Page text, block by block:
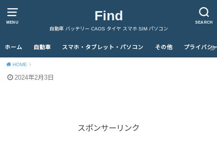
MENU SEARCH
Find
自動車 バッテリー CAOS タイヤ スマホ SIM パソコン
ホーム 自動車 スマホ・タブレット・パソコン その他 プライバシ
HOME
2024年2月3日
スポンサーリンク